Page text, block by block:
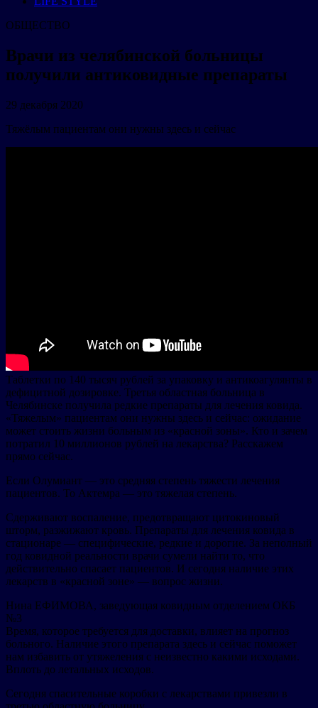
ОБЩЕСТВО
Врачи из челябинской больницы
получили антиковидные препараты
29 декабря 2020
Тяжёлым пациентам они нужны здесь и сейчас
Таблетки по 140 тысяч рублей за упаковку и антикоагулянты в
дефицитной дозировке. Третья областная больница в
Челябинске получила редкие препараты для лечения ковида.
«Тяжелым» пациентам они нужны здесь и сейчас: ожидание
может стоить жизни больным из «красной зоны». Кто и зачем
потратил 10 миллионов рублей на лекарства? Расскажем
прямо сейчас.
Если Олумиант — это средняя степень тяжести лечения
пациентов. То Актемра — это тяжелая степень.
Сдерживают воспаление, предотвращают цитокиновый
шторм, разжижают кровь. Препараты для лечения ковида в
стационаре — специфические, редкие и дорогие. За неполный
год ковидной реальности врачи сумели найти то, что
действительно спасает пациентов. И сегодня наличие этих
лекарств в «красной зоне» — вопрос жизни.
Нина ЕФИМОВА, заведующая ковидным отделением ОКБ
№3
Время, которое требуется для доставки, влияет на прогноз
больного. Наличие этого препарата здесь и сейчас поможет
нам избавить от утяжеления с неизвестно какими исходами.
Вплоть до летальных исходов.
Сегодня спасительные коробки с лекарствами привезли в